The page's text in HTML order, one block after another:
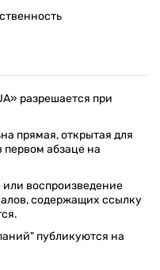
разрешается при
прямая, открытая для
первом абзаце на
воспроизведение
содержащих ссылку
публикуются на